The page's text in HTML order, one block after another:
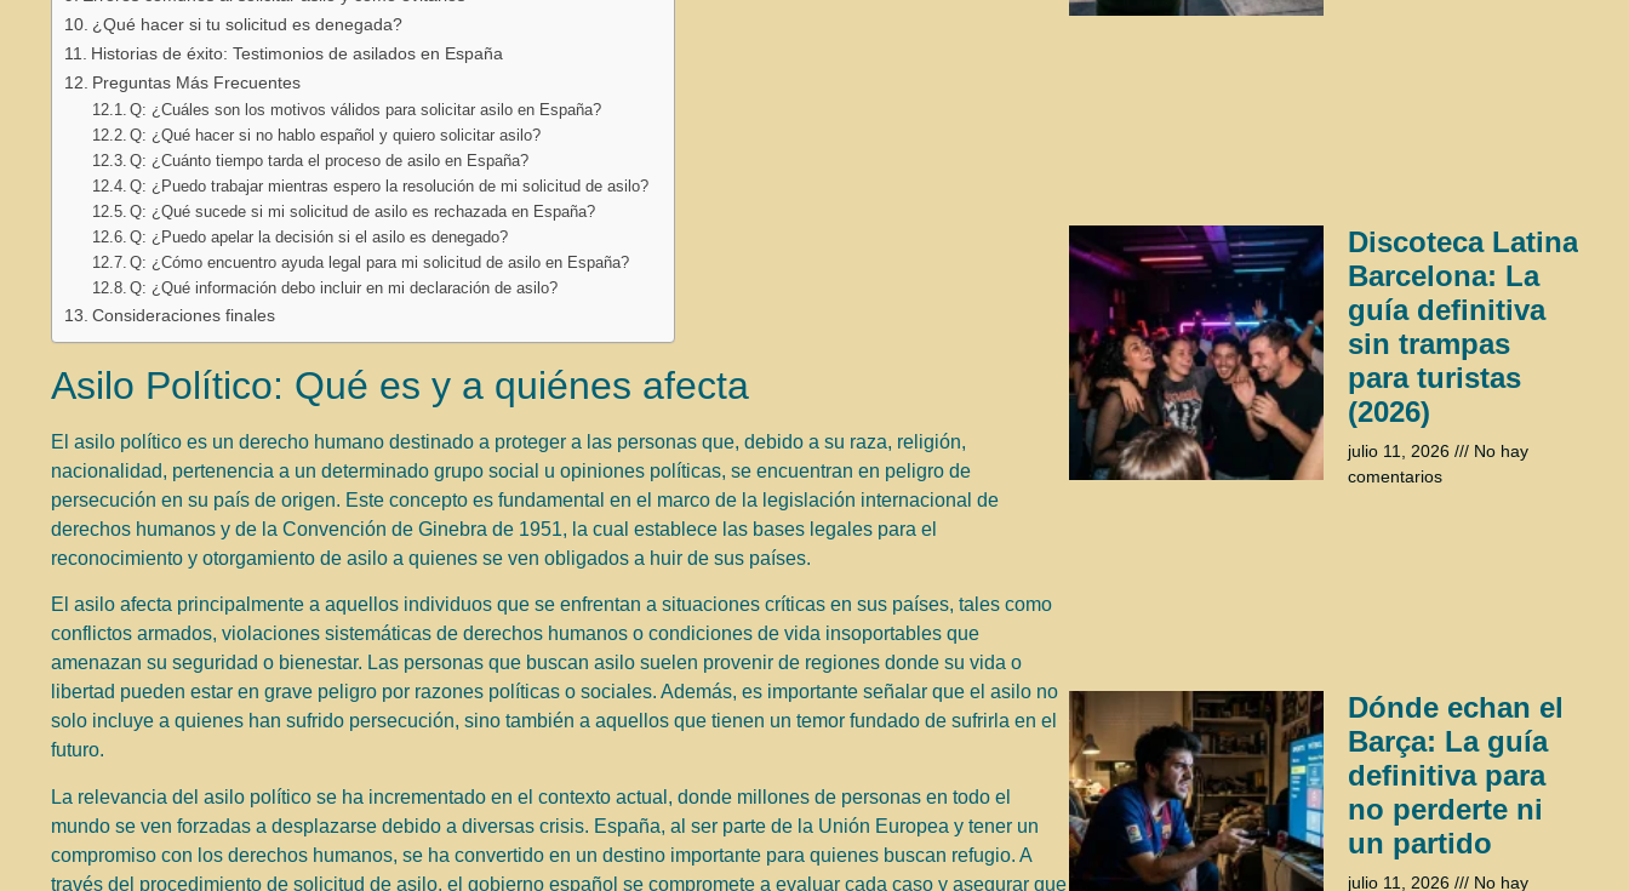
¿Qué hacer si tu solicitud es denegada?
Historias de éxito: Testimonios de asilados en España
Preguntas Más Frecuentes
Q: ¿Cuáles son los motivos válidos para solicitar asilo en España?
Q: ¿Qué hacer si no hablo español y quiero solicitar asilo?
Q: ¿Cuánto tiempo tarda el proceso de asilo en España?
Q: ¿Puedo trabajar mientras espero la resolución de mi solicitud de asilo?
Q: ¿Qué sucede si mi solicitud de asilo es rechazada en España?
Q: ¿Puedo apelar la decisión si el asilo es denegado?
Q: ¿Cómo encuentro ayuda legal para mi solicitud de asilo en España?
Q: ¿Qué información debo incluir en mi declaración de asilo?
Consideraciones finales
Asilo Político: Qué es y a quiénes afecta
El asilo político es un derecho humano destinado a proteger a las personas que, debido a su raza, religión,
nacionalidad, pertenencia a un determinado grupo social u opiniones políticas, se encuentran en peligro de
persecución en su país de origen. Este concepto es fundamental en el marco de la legislación internacional de
derechos humanos y de la Convención de Ginebra de 1951, la cual establece las bases legales para el
reconocimiento y otorgamiento de asilo a quienes se ven obligados a huir de sus países.
El asilo afecta principalmente a aquellos individuos que se enfrentan a situaciones críticas en sus países, tales como
conflictos armados, violaciones sistemáticas de derechos humanos o condiciones de vida insoportables que
amenazan su seguridad o bienestar. Las personas que buscan asilo suelen provenir de regiones donde su vida o
libertad pueden estar en grave peligro por razones políticas o sociales. Además, es importante señalar que el asilo no
solo incluye a quienes han sufrido persecución, sino también a aquellos que tienen un temor fundado de sufrirla en el
futuro.
La relevancia del asilo político se ha incrementado en el contexto actual, donde millones de personas en todo el
mundo se ven forzadas a desplazarse debido a diversas crisis. España, al ser parte de la Unión Europea y tener un
compromiso con los derechos humanos, se ha convertido en un destino importante para quienes buscan refugio. A
través del procedimiento de solicitud de asilo, el gobierno español se compromete a evaluar cada caso y asegurar que
Discoteca Latina
Barcelona: La
guía definitiva
sin trampas
para turistas
(2026)
julio 11, 2026
No hay
comentarios
Dónde echan el
Barça: La guía
definitiva para
no perderte ni
un partido
julio 11, 2026
No hay